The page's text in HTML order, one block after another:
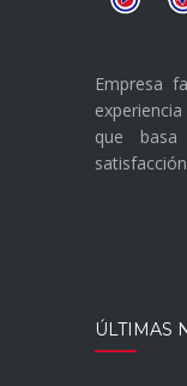
Empresa
que
ÚLTIMAS